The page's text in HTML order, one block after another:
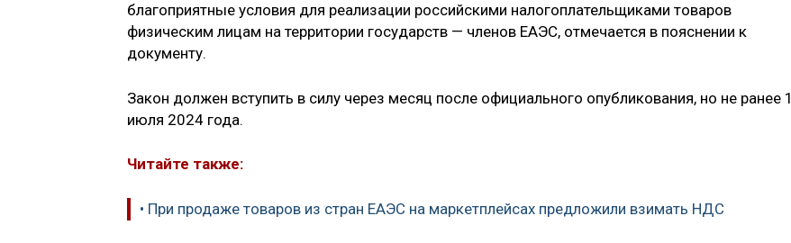
благоприятные условия для реализации российскими налогоплательщиками товаров
физическим лицам на территории государств — членов ЕАЭС, отмечается в пояснении к
документу.
Закон должен вступить в силу через месяц после официального опубликования, но не ранее 1
июля 2024 года.
Читайте также:
• При продаже товаров из стран ЕАЭС на маркетплейсах предложили взимать НДС